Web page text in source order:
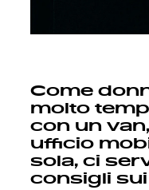
Come
molto
con un
ufficio
sola, ci
consigli